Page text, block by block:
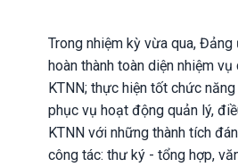
Trong nhiệm kỳ vừa qua,
hoàn thành toàn diện nhiệm
KTNN; thực hiện tốt chức
phục vụ hoạt động quản lý,
KTNN với những thành tích
công tác: thư ký - tổng hợp,